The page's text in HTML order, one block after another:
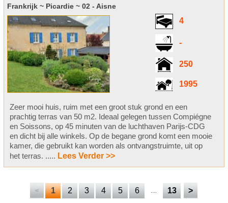
Frankrijk ~ Picardie ~ 02 - Aisne
4
-
250
1995
Zeer mooi huis, ruim met een groot stuk grond en een
prachtig terras van 50 m2. Ideaal gelegen tussen Compiégne
en Soissons, op 45 minuten van de luchthaven Parijs-CDG
en dicht bij alle winkels. Op de begane grond komt een mooie
kamer, die gebruikt kan worden als ontvangstruimte, uit op
het terras. ..... Lees Verder >>
< 1 2 3 4 5 6 .... 13 >